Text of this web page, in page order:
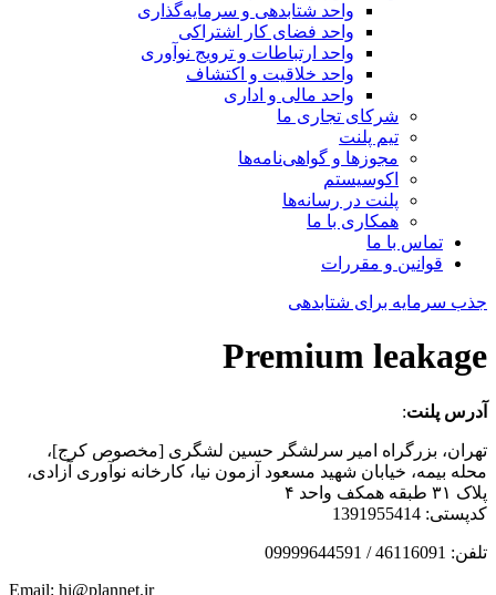
واحد شتابدهی و سرمایه‌گذاری
واحد فضای کار اشتراکی
واحد ارتباطات و ترویج نوآوری
واحد خلاقیت و اکتشاف
واحد مالی و اداری
شرکای تجاری ما
تیم پلنت
مجوزها و گواهی‌نامه‌ها
اکوسیستم
پلنت در رسانه‌ها
همکاری با ما
تماس با ما
قوانین و مقررات
جذب سرمایه برای شتابدهی
Premium leakage
آدرس پلنت:
تهران، بزرگراه امیر سرلشگر حسین لشگری [مخصوص کرج]،
محله بیمه، خیابان شهید مسعود آزمون نیا، کارخانه نوآوری آزادی،
پلاک ۳۱ طبقه همکف واحد ۴
کدپستی: 1391955414
تلفن: 46116091 / 09999644591
Email: hi@plannet.ir